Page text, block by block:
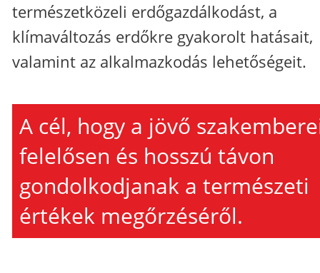
természetközeli erdőgazdálkodást, a
klímaváltozás erdőkre gyakorolt hatásait,
valamint az alkalmazkodás lehetőségeit.
A cél, hogy a jövő
felelősen és hosszú távon
gondolkodjanak a természeti
értékek megőrzéséről.